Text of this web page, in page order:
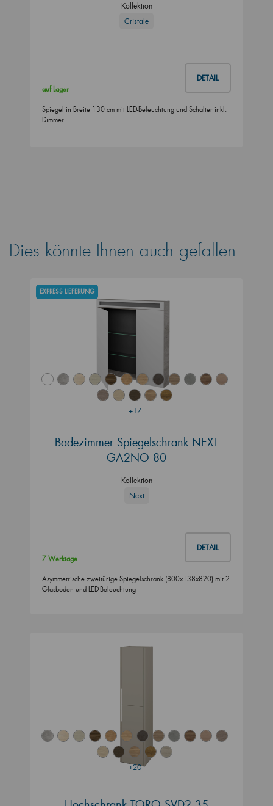
Kollektion
Cristale
DETAIL
auf Lager
Spiegel in Breite 130 cm mit LED-Beleuchtung und Schalter inkl.
Dimmer
Dies könnte Ihnen auch gefallen
+17
EXPRESS LIEFERUNG
Badezimmer Spiegelschrank NEXT
GA2NO 80
Kollektion
Next
DETAIL
7 Werktage
Asymmetrische zweitürige Spiegelschrank (800x138x820) mit 2
Glasböden und LED-Beleuchtung
+20